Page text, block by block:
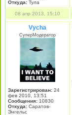
Откуда: Тула
08 апр 2013, 15:10
Vycha
СуперМодератор
Зарегистрирован: 24
фев 2010, 13:51
Сообщения: 10830
Откуда: Саратов-
Энгельс